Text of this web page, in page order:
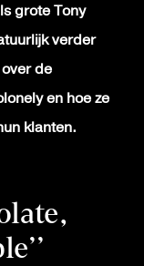
grote Tony
verder
de
en hoe ze
klanten.